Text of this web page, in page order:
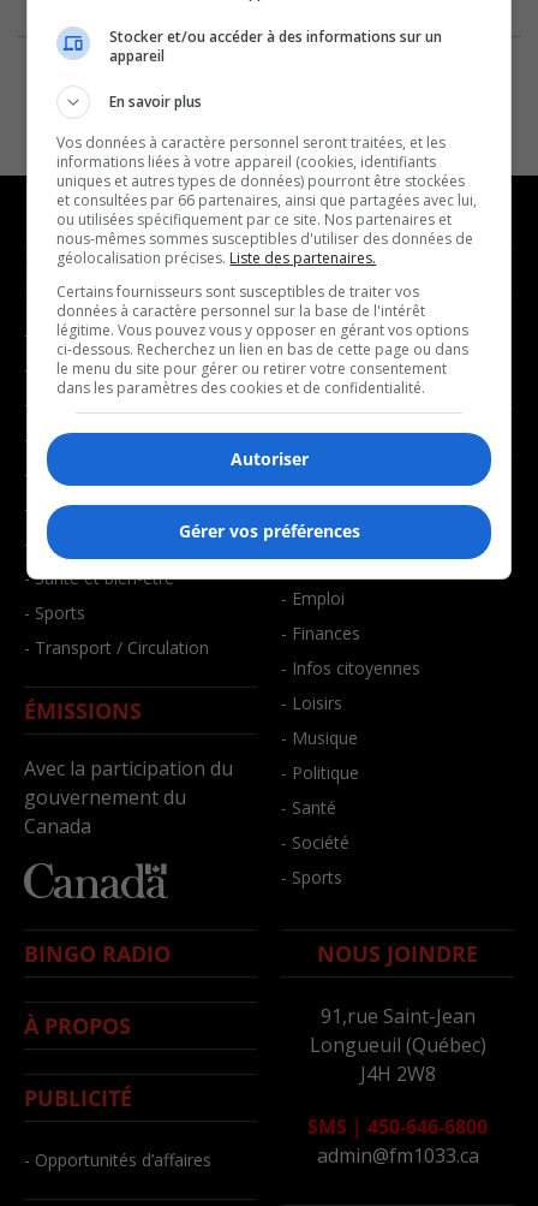
NOUVELLES
- Affaires municipales
- Communauté / Social
- Culture
- Économie
- Éducation
- Environnement
- Faits divers
- Santé et bien-être
- Sports
- Transport / Circulation
ÉMISSIONS
Avec la participation du
gouvernement du
Canada
MUSIQUE
- Décompte franco
- Joué récemment
BALADOS
- Art de vivre
- Bien-être
- Emploi
- Finances
- Infos citoyennes
- Loisirs
- Musique
- Politique
- Santé
- Société
- Sports
BINGO RADIO
À PROPOS
PUBLICITÉ
- Opportunités d’affaires
NOUS JOINDRE
91,rue Saint-Jean
Longueuil (Québec)
J4H 2W8
SMS | 450-646-6800
admin@fm1033.ca
Stocker et/ou accéder à des informations sur un
appareil
En savoir plus
Vos données à caractère personnel seront traitées, et les
informations liées à votre appareil (cookies, identifiants
uniques et autres types de données) pourront être stockées
et consultées par 66 partenaires, ainsi que partagées avec lui,
ou utilisées spécifiquement par ce site. Nos partenaires et
nous-mêmes sommes susceptibles d'utiliser des données de
géolocalisation précises. Liste des partenaires.
Certains fournisseurs sont susceptibles de traiter vos
données à caractère personnel sur la base de l'intérêt
légitime. Vous pouvez vous y opposer en gérant vos options
ci-dessous. Recherchez un lien en bas de cette page ou dans
le menu du site pour gérer ou retirer votre consentement
dans les paramètres des cookies et de confidentialité.
Autoriser
Gérer vos préférences